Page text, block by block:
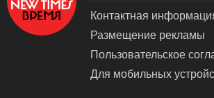
Контактная
Размещение рекламы
Пользовательское
Для мобильных